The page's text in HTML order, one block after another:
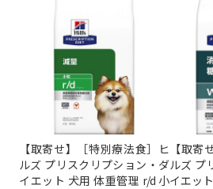
【取寄せ】［特別療法食］ヒ
ルズ プリスクリプション・ダ
イエット 犬用 体重管理 r/d 小
【取寄
ルズ プ
イエッ